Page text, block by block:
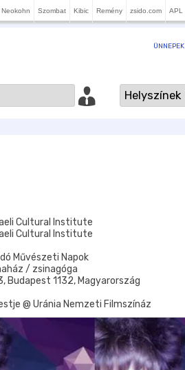
Neokohn Szombat Kibic Remény zsido.com APL
ÜNNEPEK
Cultural Institute
Cultural Institute
Művészeti Napok
/ zsinagóga
Budapest 1132, Magyarország
@ Uránia Nemzeti Filmszínáz